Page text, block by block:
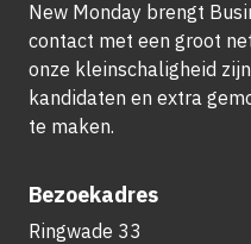
New Monday brengt
contact met een groot
onze kleinschaligheid
kandidaten en extra
te maken.
Bezoekadres
Ringwade 33